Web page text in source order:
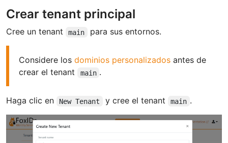
Crear tenant principal
Cree un tenant main para sus entornos.
Considere losdominios personalizados antes de
crear el tenant
main .
Haga clic en New Tenant y cree el tenant main .